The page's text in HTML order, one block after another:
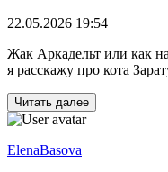
22.05.2026 19:54
Жак Аркадельт или как
я расскажу про кота
Читать далее
ElenaBasova